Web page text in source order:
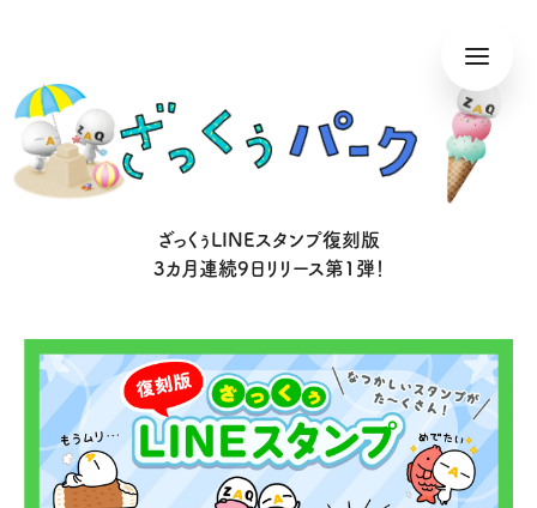
ざっくぅLINEスタンプ復刻版
3カ月連続9日リリース第1弾！